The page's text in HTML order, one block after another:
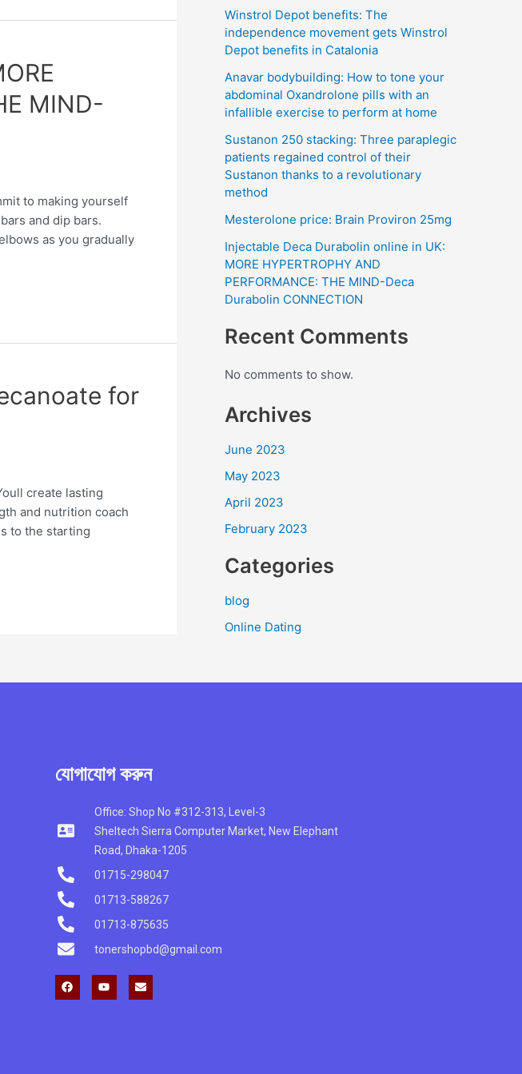
MIND-
to making yourself
and dip bars.
as you gradually
for
create lasting
and nutrition coach
to the starting
Winstrol Depot benefits: The
independence movement gets Winstrol
Depot benefits in Catalonia
Anavar bodybuilding: How to tone your
abdominal Oxandrolone pills with an
infallible exercise to perform at home
Sustanon 250 stacking: Three paraplegic
patients regained control of their
Sustanon thanks to a revolutionary
method
Mesterolone price: Brain Proviron 25mg
Injectable Deca Durabolin online in UK:
MORE HYPERTROPHY AND
PERFORMANCE: THE MIND-Deca
Durabolin CONNECTION
Recent Comments
No comments to show.
Archives
June 2023
May 2023
April 2023
February 2023
Categories
blog
Online Dating
যোগাযোগ করুন
Office: Shop No #312-313, Level-3
Sheltech Sierra Computer Market, New Elephant
Road, Dhaka-1205
01715-298047
01713-588267
01713-875635
tonershopbd@gmail.com
F
a
c
Y
o
u
E
n
v